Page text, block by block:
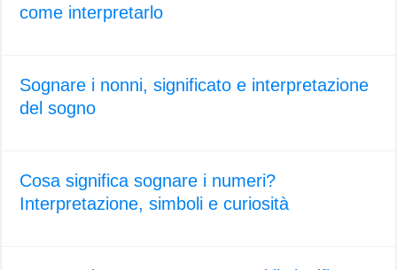
come interpretarlo
Sognare i nonni, significato e interpretazione
del sogno
Cosa significa sognare i numeri?
Interpretazione, simboli e curiosità